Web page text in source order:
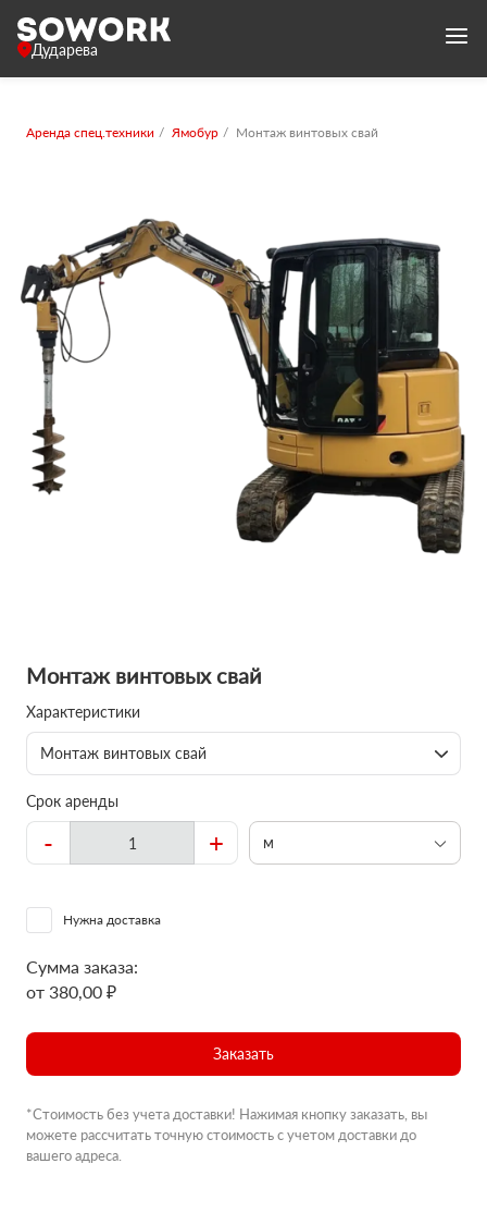
Дударева
Аренда спец.техники Ямобур Монтаж винтовых свай
Монтаж винтовых свай
Характеристики
Монтаж винтовых свай
Срок аренды
- + м
Нужна доставка
Сумма заказа:
от 380,00 ₽
Заказать
*Стоимость без учета доставки! Нажимая кнопку заказать, вы
можете рассчитать точную стоимость с учетом доставки до
вашего адреса.